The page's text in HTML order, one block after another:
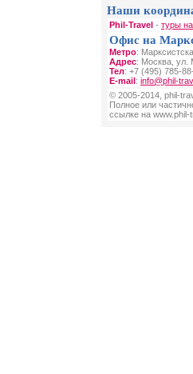
Наши
Phil-Travel - туры
Офис на
Метро:
Адрес: Москва, ул.
Тел: +7 (495) 785-
E-mail: info@phil-
© 2005-2014, phil-
Полное или
ссылке на www.phil-